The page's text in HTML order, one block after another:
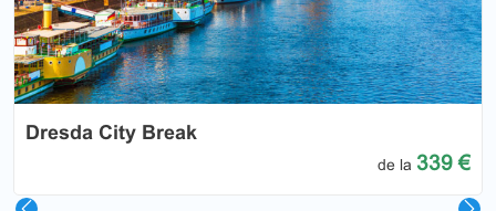
Dresda City Break
de la 339 €
Previous